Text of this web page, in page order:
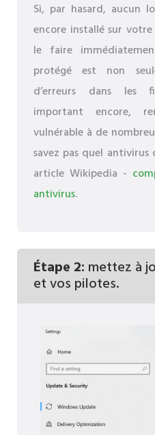
Si, par hasard, aucun
encore installé sur
le faire
protégé est non
d’erreurs dans les
important encore,
vulnérable à de
savez pas quel
article Wikipedia -
antivirus.
Étape 2: mettez à
et vos pilotes.